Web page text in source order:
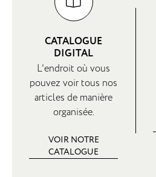
CATALOGUE
DIGITAL
L'endroit où vous
pouvez voir tous nos
articles de manière
organisée.
VOIR NOTRE
CATALOGUE